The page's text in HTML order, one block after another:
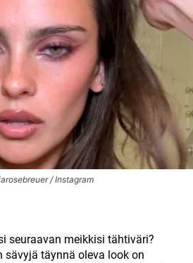
/ Instagram
seuraavan meikkisi tähtiväri?
sävyjä täynnä oleva look on